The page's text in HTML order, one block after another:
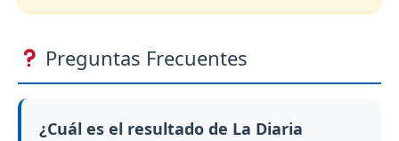
Preguntas Frecuentes
¿Cuál es el resultado de La Diaria